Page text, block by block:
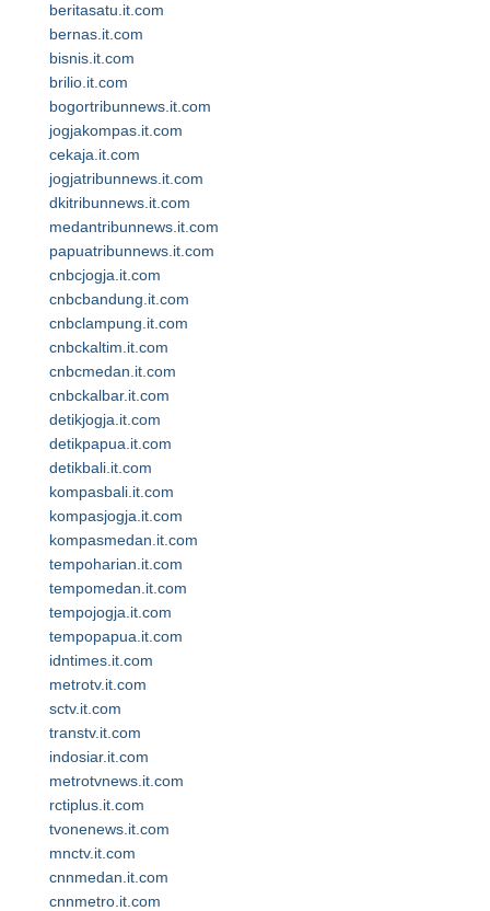
beritasatu.it.com
bernas.it.com
bisnis.it.com
brilio.it.com
bogortribunnews.it.com
jogjakompas.it.com
cekaja.it.com
jogjatribunnews.it.com
dkitribunnews.it.com
medantribunnews.it.com
papuatribunnews.it.com
cnbcjogja.it.com
cnbcbandung.it.com
cnbclampung.it.com
cnbckaltim.it.com
cnbcmedan.it.com
cnbckalbar.it.com
detikjogja.it.com
detikpapua.it.com
detikbali.it.com
kompasbali.it.com
kompasjogja.it.com
kompasmedan.it.com
tempoharian.it.com
tempomedan.it.com
tempojogja.it.com
tempopapua.it.com
idntimes.it.com
metrotv.it.com
sctv.it.com
transtv.it.com
indosiar.it.com
metrotvnews.it.com
rctiplus.it.com
tvonenews.it.com
mnctv.it.com
cnnmedan.it.com
cnnmetro.it.com